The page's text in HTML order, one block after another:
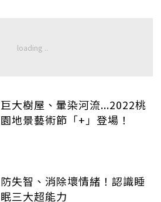
巨大樹屋、暈染河流...2022桃
園地景藝術節「+」登場！
防失智、消除壞情緒！認識睡
眠三大超能力